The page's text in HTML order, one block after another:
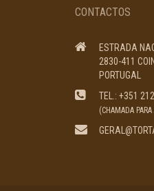
CONTACTOS
ESTRADA
2830-411
PORTUGAL
TEL.: +351
(CHAMADA